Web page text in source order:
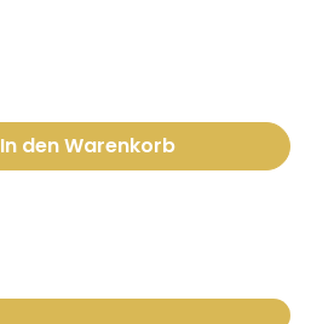
In den Warenkorb